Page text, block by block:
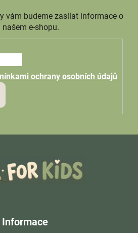
vám budeme zasílat informace o
e-shopu.
ochrany osobních údajů
Informace